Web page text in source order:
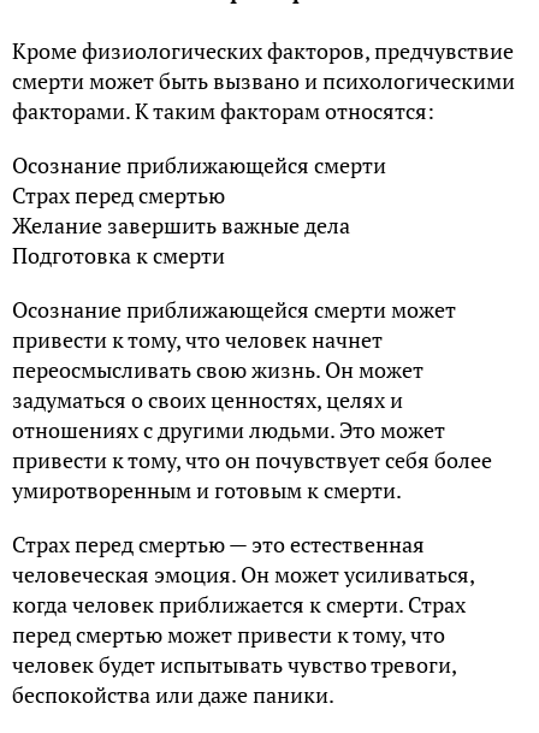
Кроме физиологических факторов, предчувствие
смерти может быть вызвано и психологическими
факторами. К таким факторам относятся:
Осознание приближающейся смерти
Страх перед смертью
Желание завершить важные дела
Подготовка к смерти
Осознание приближающейся смерти может
привести к тому, что человек начнет
переосмысливать свою жизнь. Он может
задуматься о своих ценностях, целях и
отношениях с другими людьми. Это может
привести к тому, что он почувствует себя более
умиротворенным и готовым к смерти.
Страх перед смертью — это естественная
человеческая эмоция. Он может усиливаться,
когда человек приближается к смерти. Страх
перед смертью может привести к тому, что
человек будет испытывать чувство тревоги,
беспокойства или даже паники.